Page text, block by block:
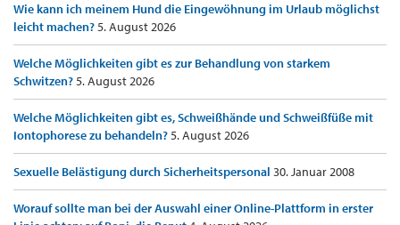
Wie kann ich meinem Hund die Eingewöhnung im Urlaub möglichst
leicht machen?5. August 2026
Welche Möglichkeiten gibt es zur Behandlung von starkem
Schwitzen?5. August 2026
Welche Möglichkeiten gibt es, Schweißhände und Schweißfüße mit
Iontophorese zu behandeln?5. August 2026
Sexuelle Belästigung durch Sicherheitspersonal 30. Januar 2008
Worauf sollte man bei der Auswahl einer Online-Plattform in erster